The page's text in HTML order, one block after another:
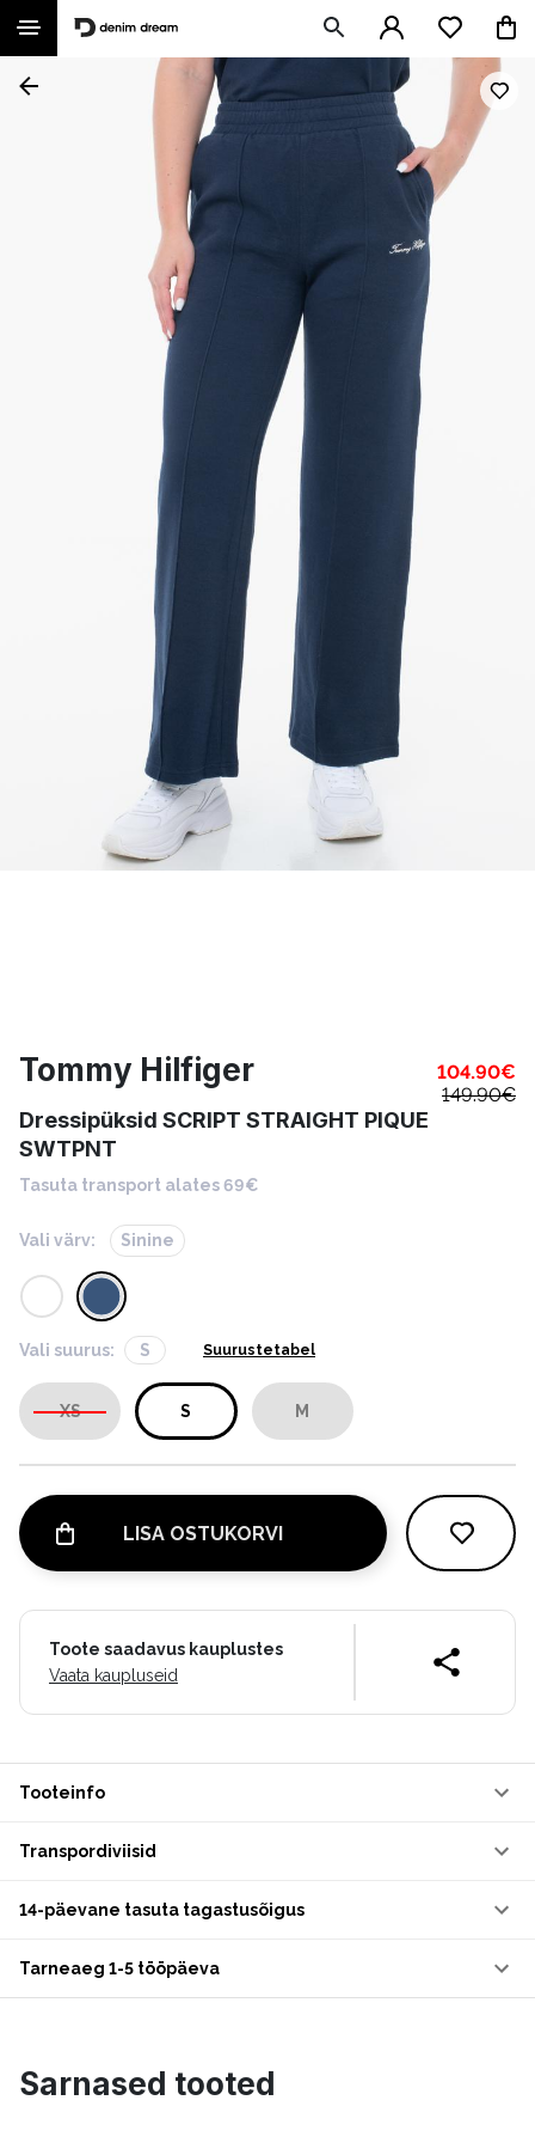
Tommy Hilfiger 104.90€
149.90€
Dressipüksid SCRIPT STRAIGHT PIQUE
SWTPNT
Tasuta transport alates 69€
Vali värv: Sinine
Vali suurus: S Suurustetabel
XS S M
LISA OSTUKORVI
Toote saadavus kauplustes
Vaata kaupluseid
Tooteinfo
Transpordiviisid
14-päevane tasuta tagastusõigus
Tarneaeg 1-5 tööpäeva
Sarnased tooted